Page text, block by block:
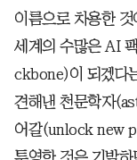
이름으로 차용한
세계의 수많은 AI
ckbone)이 되겠다
견해낸 천문학자
어갈(unlock new